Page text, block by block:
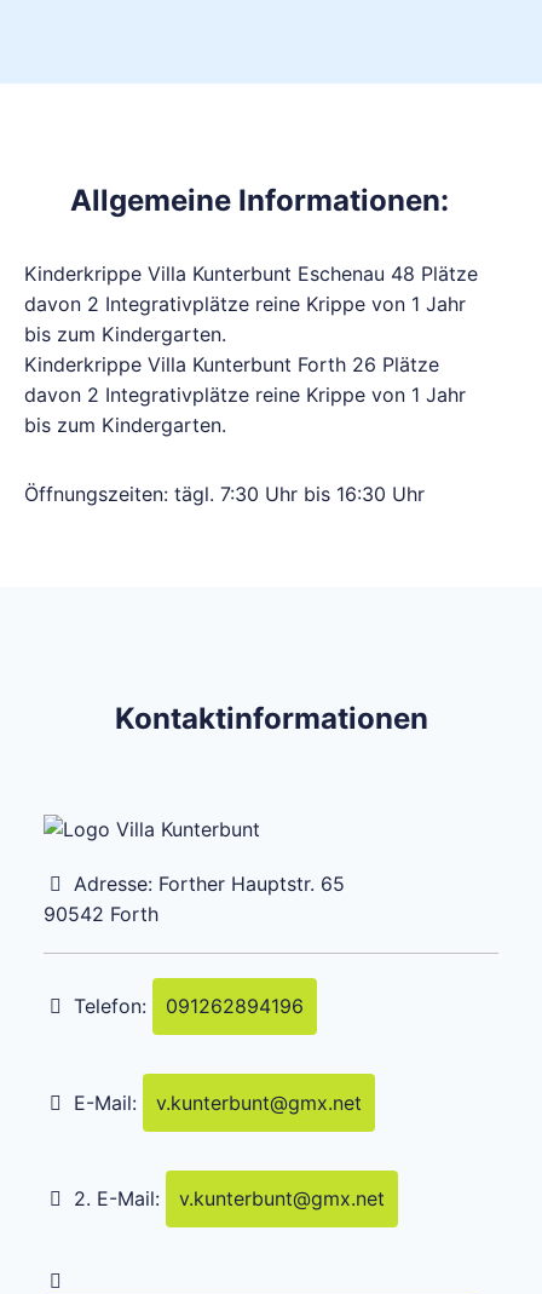
Allgemeine Informationen:
Kinderkrippe Villa Kunterbunt Eschenau 48 Plätze
davon 2 Integrativplätze reine Krippe von 1 Jahr
bis zum Kindergarten.
Kinderkrippe Villa Kunterbunt Forth 26 Plätze
davon 2 Integrativplätze reine Krippe von 1 Jahr
bis zum Kindergarten.
Öffnungszeiten: tägl. 7:30 Uhr bis 16:30 Uhr
Kontaktinformationen
Adresse: Forther Hauptstr. 65
90542 Forth
Telefon: 091262894196
E-Mail: v.kunterbunt@gmx.net
2. E-Mail: v.kunterbunt@gmx.net